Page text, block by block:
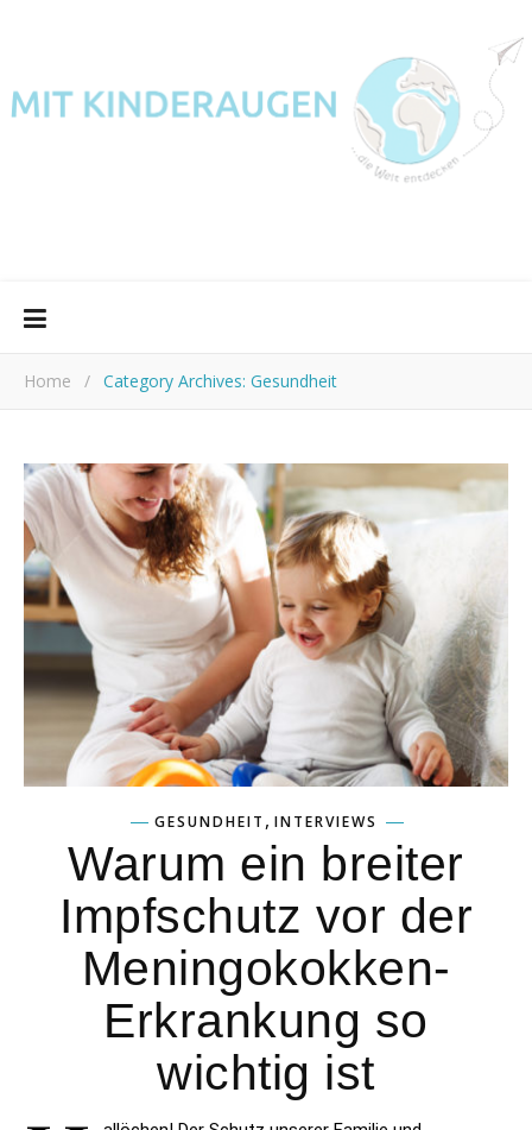
Home / Category Archives: Gesundheit
GESUNDHEIT , INTERVIEWS
Warum ein breiter
Impfschutz vor der
Meningokokken-
Erkrankung so
wichtig ist